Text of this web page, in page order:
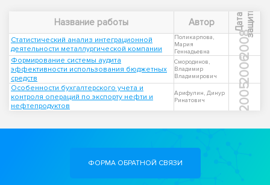
Название работы Автор Д
а
т
а
з
а
щ
и
ты
Статистический анализ интеграционной
деятельности металлургической компании
Поликарпова,
Мария
Геннадьевна
2008
Формирование системы аудита
эффективности использования бюджетных
средств
Смородинов,
Владимир
Владимирович
2006
Особенности бухгалтерского учета и
контроля операций по экспорту нефти и
нефтепродуктов
Арифулин, Динур
Ринатович
2005
ФОРМА ОБРАТНОЙ СВЯЗИ